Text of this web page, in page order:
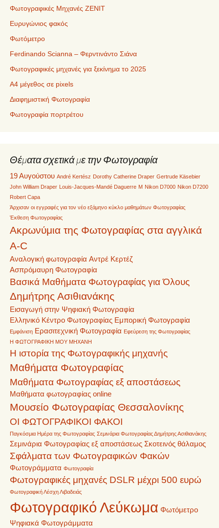
Φωτογραφικές Μηχανές ZENIT
Ευρυγώνιος φακός
Φωτόμετρο
Ferdinando Scianna – Φερντινάντο Σιάνα
Φωτογραφικές μηχανές για ξεκίνημα το 2025
Α4 μέγεθος σε pixels
Διαφημιστική Φωτογραφία
Φωτογραφία πορτρέτου
Θέματα σχετικά με την Φωτογραφία
19 Αυγούστου André Kertész Dorothy Catherine Draper Gertrude Käsebier
John William Draper Louis-Jacques-Mandé Daguerre M Nikon D7000 Nikon D7200
Robert Capa
Άρχισαν οι εγγραφές για τον νέο εξάμηνο κύκλο μαθημάτων Φωτογραφίας
Έκθεση Φωτογραφίας
Ακρωνύμια της Φωτογραφίας στα αγγλικά
A-C
Αναλογική φωτογραφία Αντρέ Κερτέζ
Ασπρόμαυρη Φωτογραφία
Βασικά Μαθήματα Φωτογραφίας για Όλους
Δημήτρης Ασιθιανάκης
Εισαγωγή στην Ψηφιακή Φωτογραφία
Ελληνικό Κέντρο Φωτογραφίας Εμπορική Φωτογραφία
Εμφάνιση Ερασιτεχνική Φωτογραφία Εφεύρεση της Φωτογραφίας
Η ΦΩΤΟΓΡΑΦΙΚΗ ΜΟΥ ΜΗΧΑΝΗ
Η ιστορία της Φωτογραφικής μηχανής
Μαθήματα Φωτογραφίας
Μαθήματα Φωτογραφίας εξ αποστάσεως
Μαθήματα φωτογραφίας online
Μουσείο Φωτογραφίας Θεσσαλονίκης
ΟΙ ΦΩΤΟΓΡΑΦΙΚΟΙ ΦΑΚΟΙ
Παγκόσμια Ημέρα της Φωτογραφίας Σεμινάρια Φωτογραφίας Δημήτρης Ασιθιανάκης
Σεμινάρια Φωτογραφίας εξ αποστάσεως Σκοτεινός θάλαμος
Σφάλματα των Φωτογραφικών Φακών
Φωτογράμματα Φωτογραφία
Φωτογραφικές μηχανές DSLR μέχρι 500 ευρώ
Φωτογραφική Λέσχη Λιβαδειάς
Φωτογραφικό Λεύκωμα Φωτόμετρο
Ψηφιακά Φωτογράμματα